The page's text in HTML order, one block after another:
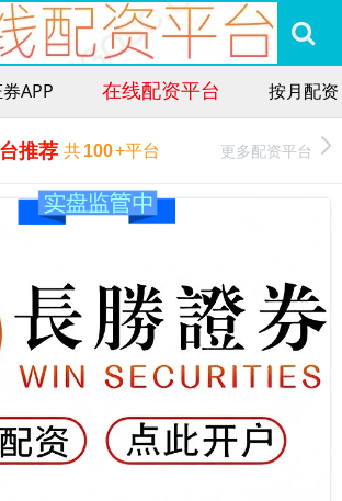
APP 在线配资平台 按月配资
推荐 共100+平台 更多配资平台